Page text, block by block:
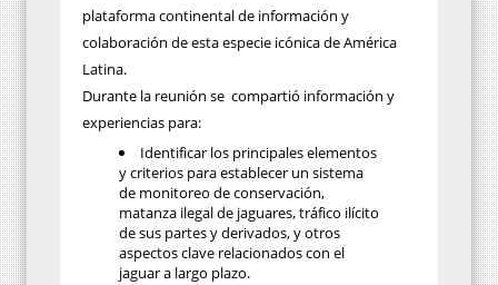
plataforma continental de información y
colaboración de esta especie icónica de América
Latina.
Durante la reunión se compartió información y
experiencias para:
Identificar los principales elementos
y criterios para establecer un sistema
de monitoreo de conservación,
matanza ilegal de jaguares, tráfico ilícito
de sus partes y derivados, y otros
aspectos clave relacionados con el
jaguar a largo plazo.